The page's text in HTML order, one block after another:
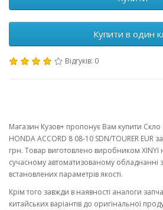
Купити в один
Відгуків: 0
Магазин Кузов+ пропонує Вам купити Скло
HONDA ACCORD 8 08-10 SDN/TOURER EUR
грн. Товар виготовлено виробником XINYI
сучасному автоматизованому обладнанні
встановлених параметрів якості.
Крім того завжди в наявності аналоги
китайських варіантів до оригінальної